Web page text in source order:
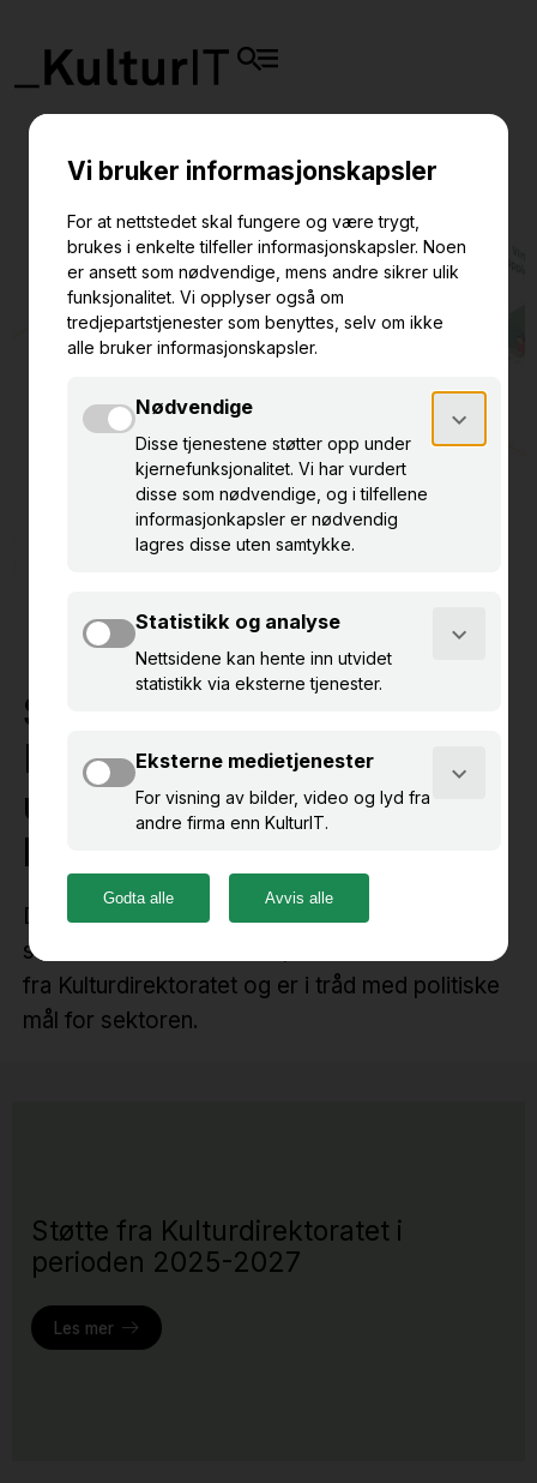
Støtte fra
Kulturdirektoratet til
utvikling av eKultur-
løsningene
De digitale løsningene som KulturIT lager i
samarbeid med museene, utvikles med støtte
fra Kulturdirektoratet og er i tråd med politiske
mål for sektoren.
Støtte fra Kulturdirektoratet i
perioden 2025-2027
Les mer